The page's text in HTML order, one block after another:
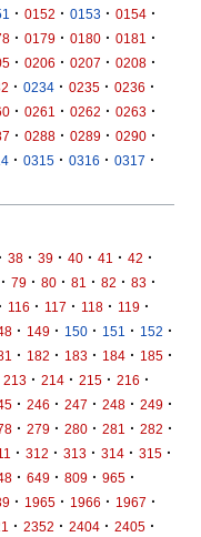
· 0152 · 0153 · 0154 ·
· 0179 · 0180 · 0181 ·
· 0206 · 0207 · 0208 ·
· 0234 · 0235 · 0236 ·
· 0261 · 0262 · 0263 ·
· 0288 · 0289 · 0290 ·
· 0315 · 0316 · 0317 ·
· 38 · 39 · 40 · 41 · 42 ·
· 79 · 80 · 81 · 82 · 83 ·
· 116 · 117 · 118 · 119 ·
· 149 · 150 · 151 · 152 ·
· 182 · 183 · 184 · 185 ·
213 · 214 · 215 · 216 ·
· 246 · 247 · 248 · 249 ·
· 279 · 280 · 281 · 282 ·
· 312 · 313 · 314 · 315 ·
· 649 · 809 · 965 ·
· 1965 · 1966 · 1967 ·
· 2352 · 2404 · 2405 ·